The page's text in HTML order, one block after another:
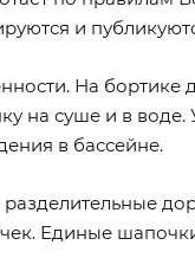
и
На бортике
на суше и в
в бассейне.
Единые